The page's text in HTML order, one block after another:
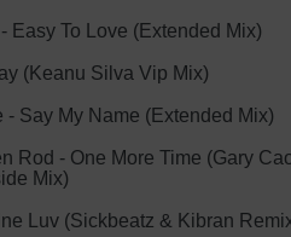
Easy To Love (Extended Mix)
(Keanu Silva Vip Mix)
- Say My Name (Extended Mix)
Rod - One More Time (Gary
Mix)
Luv (Sickbeatz & Kibran